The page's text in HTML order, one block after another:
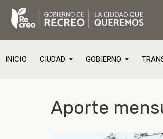
INICIO CIUDAD GOBIERNO
Aporte